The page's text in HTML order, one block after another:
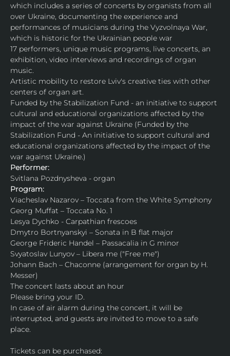
which includes a series of concerts by organists from all
over Ukraine, documenting the experience and
performances of musicians during the Vyzvolnaya War,
which is historic for the Ukrainian people war
17 performers, unique music programs, live concerts, an
exhibition, video interviews and recordings of organ
music.
Artistic mobility to restore Lviv's creative ties with other
centers of organ art.
Funded by the Stabilization Fund - an initiative to support
cultural and educational organizations affected by the
impact of the war against Ukraine (Funded by the
Stabilization Fund - An initiative to support cultural and
educational organizations affected by the impact of the
war against Ukraine.)
Performer:
Svitlana Pozdnysheva - organ
Program:
Viacheslav Nazarov – Toccata from the White Symphony
Georg Muffat – Toccata No. 1
Lesya Dychko - Carpathian frescoes
Dmytro Bortnyanskyi – Sonata in B flat major
George Frideric Handel – Passacalia in G minor
Svyatoslav Lunyov – Libera me ("Free me")
Johann Bach – Chaconne (arrangement for organ by H.
Messer)
The concert lasts about an hour
Please bring your ID.
In case of air alarm during the concert, it will be
interrupted, and guests are invited to move to a safe
place.
Tickets can be purchased: